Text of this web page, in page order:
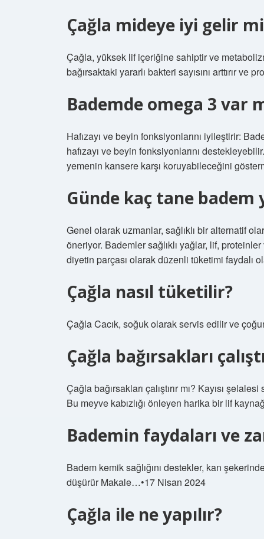
Çağla mideye iyi gelir
Çağla, yüksek lif içeriğine sahiptir ve
bağırsaktaki yararlı bakteri sayısını arttırır ve
Bademde omega 3 var
Hafızayı ve beyin fonksiyonlarını iyileştirir:
hafızayı ve beyin fonksiyonlarını
yemenin kansere karşı koruyabileceğini
Günde kaç tane badem
Genel olarak uzmanlar, sağlıklı bir alternatif
öneriyor. Bademler sağlıklı yağlar, lif,
diyetin parçası olarak düzenli tüketimi faydalı
Çağla nasıl tüketilir?
Çağla Cacık, soğuk olarak servis edilir ve
Çağla bağırsakları
Çağla bağırsakları çalıştırır mı? Kayısı
Bu meyve kabızlığı önleyen harika bir lif
Bademin faydaları ve
Badem kemik sağlığını destekler, kan
düşürür Makale…•17 Nisan 2024
Çağla ile ne yapılır?